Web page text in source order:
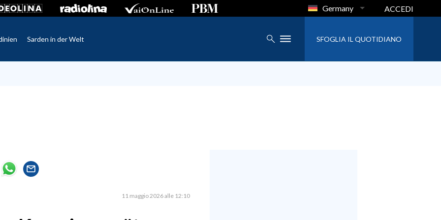
Germany ACCEDI
Sarden in der Welt SFOGLIA IL QUOTIDIANO
11 maggio 2026 alle 12:10